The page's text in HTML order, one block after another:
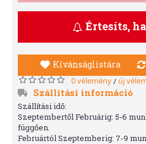
Értesíts,
Kívánságlistára
0 vélemény/ új
Szállítási információ
Szállítási idő:
Szeptembertől Februárig: 5-6
függően.
Februártól Szeptemberig: 7-9